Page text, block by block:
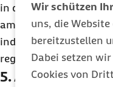
Wir schützen
uns, die Website
bereitzustellen
Dabei setzen wir
Cookies von
in der Schulzeit
am Stück konzentriert
individuell
regelmäßig Pausen
5. Auf eine